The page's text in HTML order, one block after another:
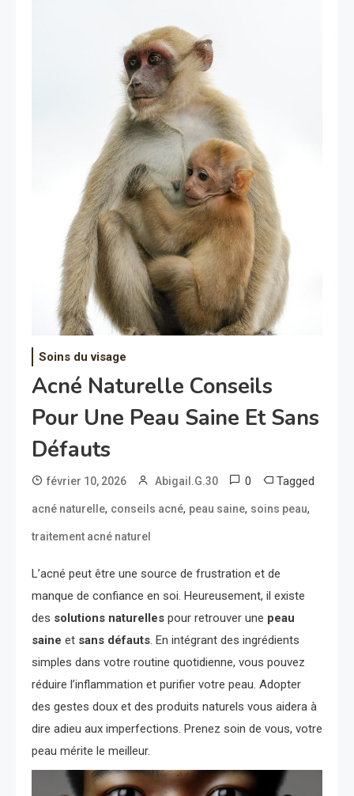
Soins du visage
Acné Naturelle Conseils
Pour Une Peau Saine Et Sans
Défauts
février 10, 2026 Abigail.G.30 0 Tagged
acné naturelle, conseils acné, peau saine, soins peau,
traitement acné naturel
L’acné peut être une source de frustration et de
manque de confiance en soi. Heureusement, il existe
des solutions naturelles pour retrouver une peau
saine et sans défauts. En intégrant des ingrédients
simples dans votre routine quotidienne, vous pouvez
réduire l’inflammation et purifier votre peau. Adopter
des gestes doux et des produits naturels vous aidera à
dire adieu aux imperfections. Prenez soin de vous, votre
peau mérite le meilleur.